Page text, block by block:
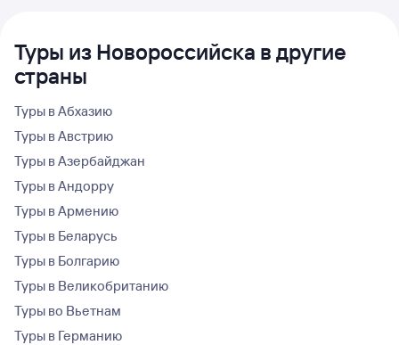
Туры из Новороссийска в другие
страны
Туры в Абхазию
Туры в Австрию
Туры в Азербайджан
Туры в Андорру
Туры в Армению
Туры в Беларусь
Туры в Болгарию
Туры в Великобританию
Туры во Вьетнам
Туры в Германию